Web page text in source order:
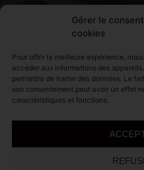
Gérer le
cookies
Pour offrir la meilleure expérience,
accéder aux informations des
permettra de traiter des données. Le
son consentement peut avoir un effet
caractéristiques et fonctions.
Cuvée des 2 Georges
Cuvée Améthéo
MENTIONS
LÉGALES
Mentions légales
CGV
1
03
06